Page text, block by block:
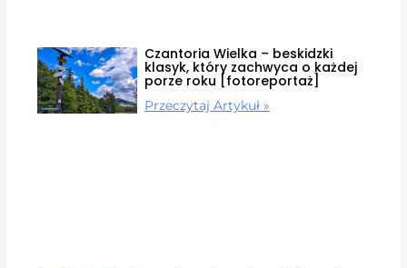
Czantoria Wielka – beskidzki
klasyk, który zachwyca o każdej
porze roku [fotoreportaż]
Przeczytaj Artykuł »